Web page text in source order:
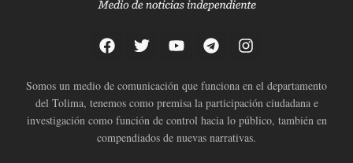
Somos un medio de comunicación que funciona en el departamento
del Tolima, tenemos como premisa la participación ciudadana e
investigación como función de control hacia lo público, también en
compendiados de nuevas narrativas.